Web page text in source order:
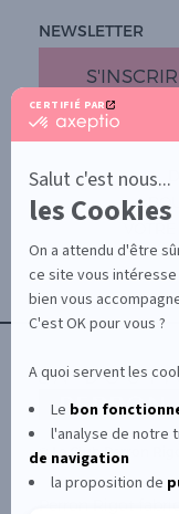
CERTIFIÉ PAR
certifié
En
savoir
plus
sur
Axeptio
Salut c'est nous...
les Cookies
On a attendu d'être
ce site vous
bien vous
C'est OK pour vous ?
A quoi servent les
Le bon
l'analyse de notre
de navigation
la proposition de
NEWSLETTER
© Le Club Perron